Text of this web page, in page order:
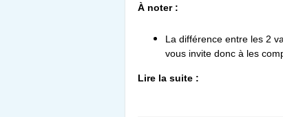
À noter :
La différence entre les 2
vous invite donc à les
Lire la suite :